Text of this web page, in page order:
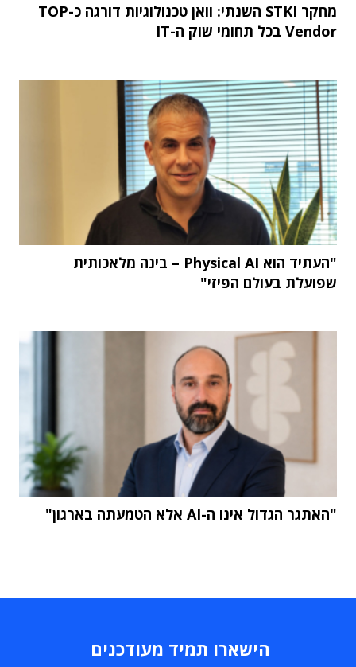
מחקר STKI השנתי: וואן טכנולוגיות דורגה כ-TOP
Vendor בכל תחומי שוק ה-IT
"העתיד הוא Physical AI – בינה מלאכותית
שפועלת בעולם הפיזי"
"האתגר הגדול אינו ה-AI אלא הטמעתה בארגון"
הישארו תמיד מעודכנים